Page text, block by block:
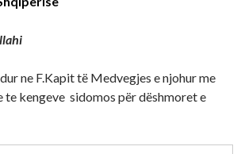
ne F.Kapit të Medvegjes e njohur me
te kengeve sidomos për dëshmoret e